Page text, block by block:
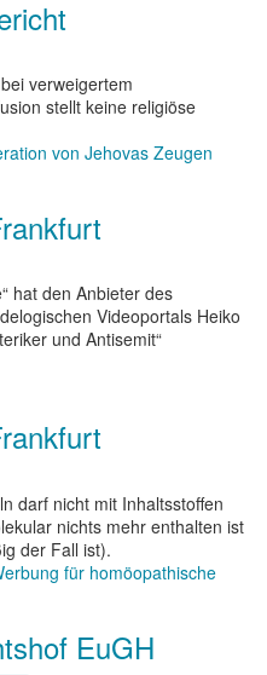
verweigertem
stellt keine religiöse
von Jehovas Zeugen
hat den Anbieter des
Videoportals Heiko
und Antisemit“
darf nicht mit Inhaltsstoffen
nichts mehr enthalten ist
der Fall ist).
für homöopathische
EuGH